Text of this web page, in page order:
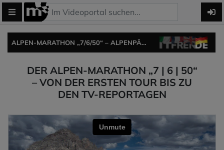
ALPEN-MARATHON „7/6/50“ – ALPENPÄSSE-TOUR ERSTELLEN, BEI DER CHALLENGE MITMACHEN ODER ALPENPÄSSE-POSTER BESTELLEN.
DER ALPEN-MARATHON „7 | 6 | 50“
– VON DER ERSTEN TOUR BIS ZU
DEN TV-REPORTAGEN